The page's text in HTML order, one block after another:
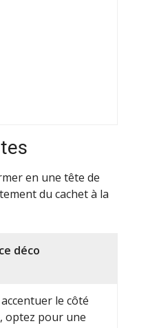
en une tête de
du cachet à la
déco
le côté
optez pour une